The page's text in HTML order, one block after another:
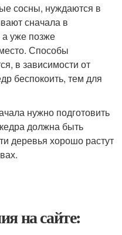
сосны, нуждаются в
сначала в
а уже позже
Способы
в зависимости от
беспокоить, тем для
нужно подготовить
должна быть
деревья хорошо растут
на сайте: